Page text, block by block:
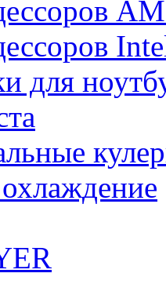
для